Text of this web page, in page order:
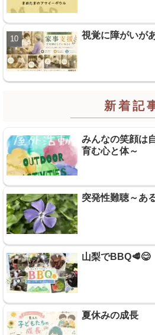
視覚に障がいが
新着記
みんなの笑顔は
育む心と体～
突発性難聴～あ
山梨でBBQ🥩😋
夏休みの成長